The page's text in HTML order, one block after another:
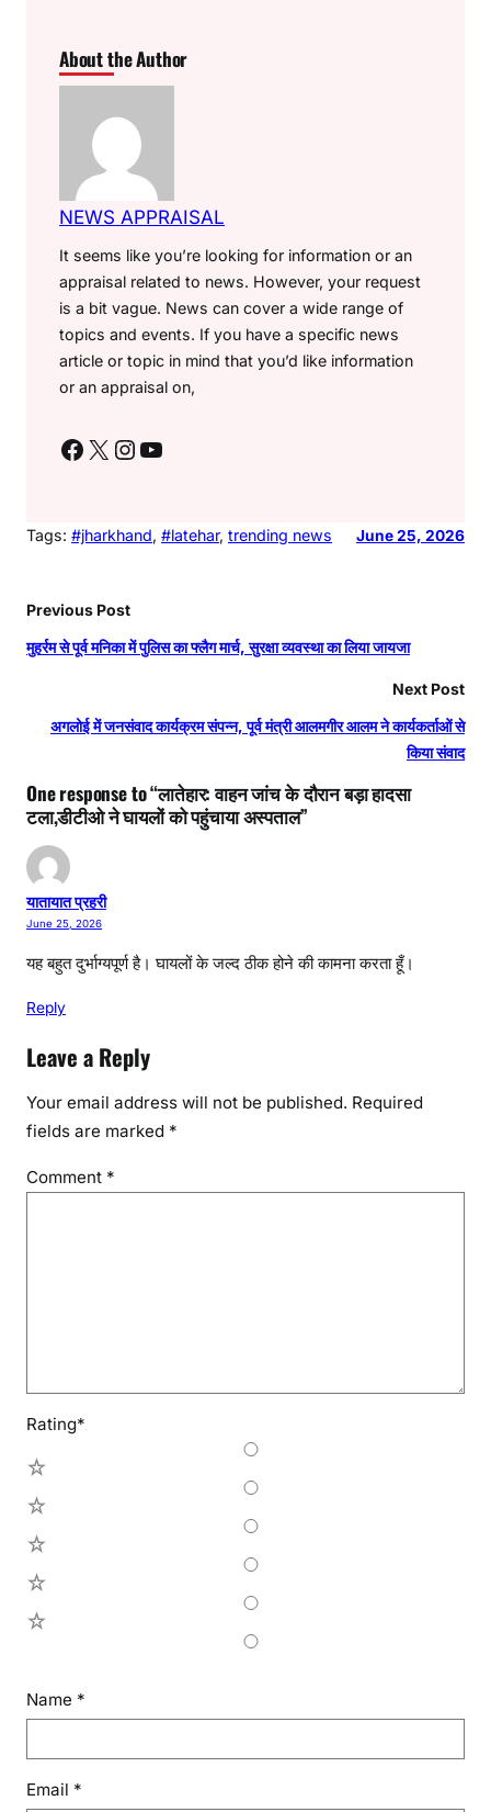
About the Author
NEWS APPRAISAL
It seems like you’re looking for information or an
appraisal related to news. However, your request
is a bit vague. News can cover a wide range of
topics and events. If you have a specific news
article or topic in mind that you’d like information
or an appraisal on,
Facebook X Instagram YouTube
Tags: #jharkhand, #latehar, trending news June 25, 2026
Previous Post
मुहर्रम से पूर्व मनिका में पुलिस का फ्लैग मार्च, सुरक्षा व्यवस्था का लिया जायजा
Next Post
अगलोई में जनसंवाद कार्यक्रम संपन्न, पूर्व मंत्री आलमगीर आलम ने कार्यकर्ताओं से
किया संवाद
One response to “लातेहार: वाहन जांच के दौरान बड़ा हादसा
टला,डीटीओ ने घायलों को पहुंचाया अस्पताल”
यातायात प्रहरी
June 25, 2026
यह बहुत दुर्भाग्यपूर्ण है। घायलों के जल्द ठीक होने की कामना करता हूँ।
Reply
Leave a Reply
Your email address will not be published. Required
fields are marked *
Comment *
Rating*
Name *
Email *